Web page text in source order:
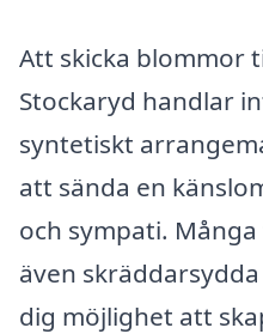
Att skicka blommor
Stockaryd handlar
syntetiskt
att sända en
och sympati.
även
dig möjlighet att